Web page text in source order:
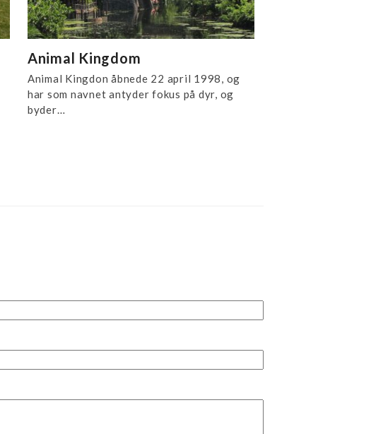
Animal Kingdom
Animal Kingdon åbnede 22 april 1998, og
har som navnet antyder fokus på dyr, og
byder…